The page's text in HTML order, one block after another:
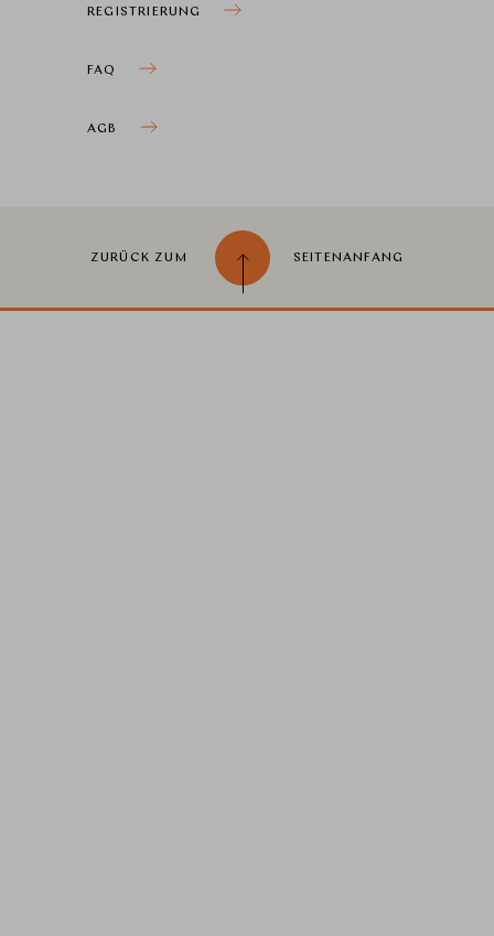
REGISTRIERUNG
FAQ
AGB
ZURÜCK ZUM SEITENANFANG